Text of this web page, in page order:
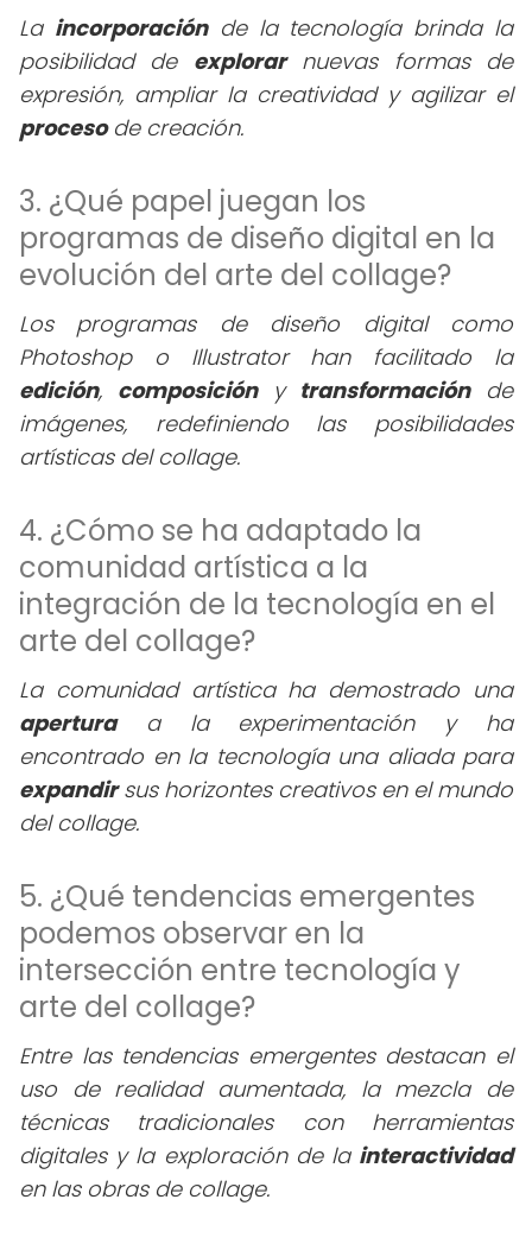
La incorporaciónde la tecnología brinda la
posibilidad de explorarnuevas formas de
expresión, ampliar la creatividad y agilizar el
procesode creación.
3. ¿Qué papel juegan los
programas de diseño digital en la
evolución del arte del collage?
Los programas de diseño digital como
Photoshop o Illustrator han facilitado la
edición, composicióny transformaciónde
imágenes, redefiniendo las posibilidades
artísticas del collage.
4. ¿Cómo se ha adaptado la
comunidad artística a la
integración de la tecnología en el
arte del collage?
La comunidad artística ha demostrado una
aperturaa la experimentación y ha
encontrado en la tecnología una aliada para
expandirsus horizontes creativos en el mundo
del collage.
5. ¿Qué tendencias emergentes
podemos observar en la
intersección entre tecnología y
arte del collage?
Entre las tendencias emergentes destacan el
uso de realidad aumentada, la mezcla de
técnicas tradicionales con herramientas
digitales y la exploración de la interactividad
en las obras de collage.